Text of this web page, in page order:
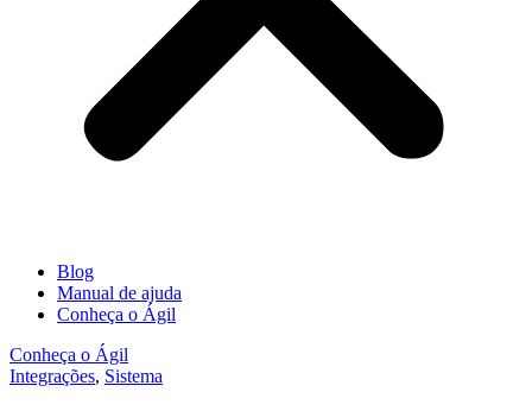
Blog
Manual de ajuda
Conheça o Ágil
Conheça o Ágil
Integrações, Sistema